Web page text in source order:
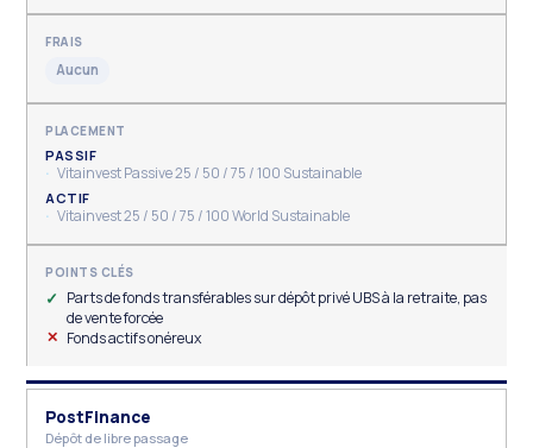
Aucun
PASSIF
Vitainvest Passive 25 / 50 / 75 / 100 Sustainable
ACTIF
Vitainvest 25 / 50 / 75 / 100 World Sustainable
Parts de fonds transférables sur dépôt privé UBS à la retraite, pas
de vente forcée
Fonds actifs onéreux
PostFinance
Dépôt de libre passage